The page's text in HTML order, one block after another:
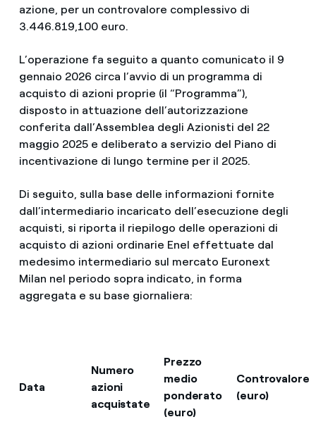
azione, per un controvalore complessivo di
3.446.819,100 euro.
L’operazione fa seguito a quanto comunicato il 9
gennaio 2026 circa l’avvio di un programma di
acquisto di azioni proprie (il “Programma”),
disposto in attuazione dell’autorizzazione
conferita dall’Assemblea degli Azionisti del 22
maggio 2025 e deliberato a servizio del Piano di
incentivazione di lungo termine per il 2025.
Di seguito, sulla base delle informazioni fornite
dall’intermediario incaricato dell’esecuzione degli
acquisti, si riporta il riepilogo delle operazioni di
acquisto di azioni ordinarie Enel effettuate dal
medesimo intermediario sul mercato Euronext
Milan nel periodo sopra indicato, in forma
aggregata e su base giornaliera:
Data
Numero
azioni
acquistate
Prezzo
medio
ponderato
(euro)
Controvalore
(euro)